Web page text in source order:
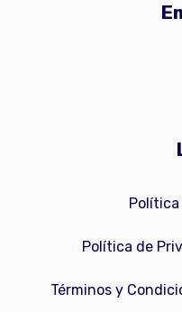
Política de
Términos y